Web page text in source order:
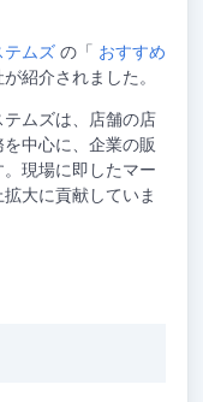
テムズの「 おすすめ
紹介されました。
ムズは、店舗の店
中心に、企業の販
現場に即したマー
大に貢献していま